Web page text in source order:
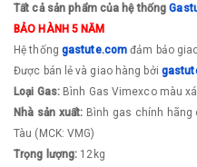
Tất cả sản phẩm của hệ thống
BẢO HÀNH 5 NĂM
​Hệ thống gastute.com đảm bảo
Được bán lẻ và giao hàng bởi g
Loại Gas:Bình Gas Vimexco màu
Nhà sản xuất: Bình gas chính hãng
Tàu (MCK: VMG)
Trọng lượng: 12kg